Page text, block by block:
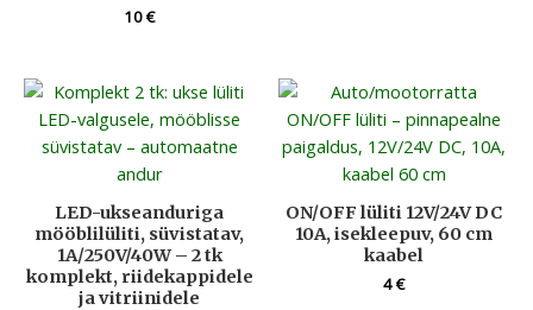
10€
LED-ukseanduriga
mööblilüliti, süvistatav,
1A/250V/40W – 2 tk
komplekt, riidekappidele
ja vitriinidele
ON/OFF lüliti 12V/24V DC
10A, isekleepuv, 60 cm
kaabel
4€